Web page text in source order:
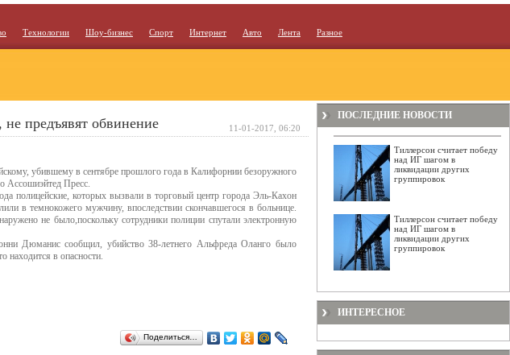
Технологии Шоу-бизнес Спорт Интернет Авто Лента Разное
предъявят обвинение
убившему в сентябре прошлого года в Калифорнии безоружного
Ассошиэйтед Пресс.
полицейские, которых вызвали в торговый центр города Эль-Кахон
в темнокожего мужчину, впоследствии скончавшегося в больнице.
не было,поскольку сотрудники полиции спутали электронную
Дюманис сообщил, убийство 38-летнего Альфреда Оланго было
находится в опасности.
Поделиться…
11-01-2017, 06:20
ПОСЛЕДНИЕ НОВОСТИ
Тиллерсон считает победу
над ИГ шагом в
ликвидации других
группировок
Тиллерсон считает победу
над ИГ шагом в
ликвидации других
группировок
ИНТЕРЕСНОЕ